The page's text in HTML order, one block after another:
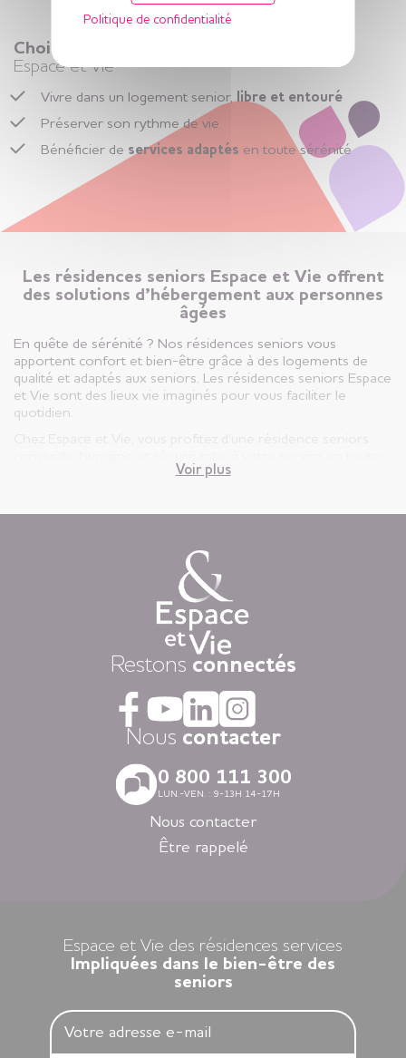
Choisir la vie en résidence seniors
Espace et Vie
Vivre dans un logement senior, libre et entouré
Préserver son rythme de vie
Bénéficier de services adaptés en toute sérénité
Les résidences seniors Espace et Vie offrent
des solutions d’hébergement aux personnes
âgées
En quête de sérénité ? Nos résidences seniors vous
apportent confort et bien-être grâce à des logements de
qualité et adaptés aux seniors. Les résidences seniors Espace
et Vie sont des lieux vie imaginés pour vous faciliter le
quotidien.
vie privatif et vous êtes libre d’y vivre selon votre rythme et
Chaque jour, nous mettons à disposition des animations
variées auxquelles, vous restez libre d’y participer, une
restauration « fait-maison », et une aide à la personne
attentionnée, réalisée par des équipes de professionnels
Dans nos résidences pour personnes âgées vous vivez dans
la tranquillité grâce au dispositif d’appel d’urgence et la
coordination médicale inclues. Faites le choix du confort
avec la restauration, la blanchisserie, l’espace coiffure-beauté
ou l’espace forme et détente à votre disposition dans vos
espaces communs.
Avec nos logements modernes et spécialement adaptés aux
personnes âgées vous vivez en toute autonomie dans des
villes agréables et des environnements soigneusement
sélectionnés en Nouvelle-Aquitaine, en Auvergne-Rhône-
Alpes, en Ile-de-France, en Bretagne et dans les Pays de la
Voir plus
Restons connectés
Nous contacter
0 800 111 300
LUN.-VEN. : 9-13H 14-17H
Nous contacter
Être rappelé
Espace et Vie des résidences services
Impliquées dans le bien-être des
seniors
Politique de confidentialité